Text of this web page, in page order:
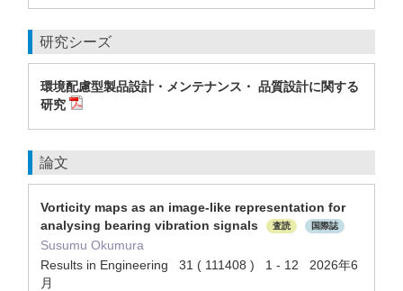
研究シーズ
環境配慮型製品設計・メンテナンス・ 品質設計に関する
研究
論文
Vorticity maps as an image-like representation for
analysing bearing vibration signals
査読 国際誌
Susumu Okumura
Results in Engineering 31 ( 111408 ) 1 - 12 2026年6
月